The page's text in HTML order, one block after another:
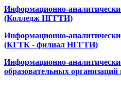
Информационно-
(Колледж НГГТИ)
Информационно-
(КГТК - филиал НГГТИ)
Информационно-
образовательных